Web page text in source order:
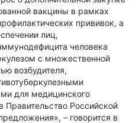
вакцины в рамках
прививок, а
лиц,
человека
с множественной
возбудителя,
для медицинского
Правительство Российской
– говорится в